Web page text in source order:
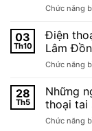
Chức năng
03
Th10
Điện
Lâm
Chức năng
28
Th5
Những
thoại tai
Chức năng